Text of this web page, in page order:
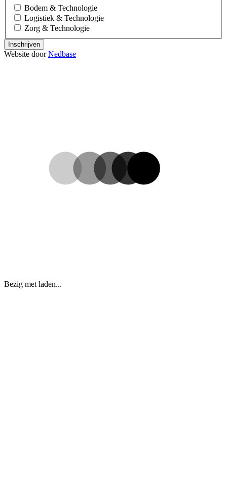
Bodem & Technologie
Logistiek & Technologie
Zorg & Technologie
Inschrijven
Website doorNedbase
Bezig met laden...